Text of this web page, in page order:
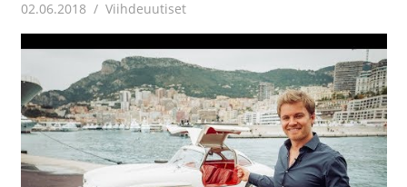
02.06.2018 Juha Kaunisto
Viihdeuutiset